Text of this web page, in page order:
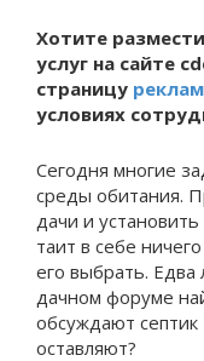
Хотите
услуг на сайте
страницу
условиях
Сегодня многие
среды обитания.
дачи и установить
таит в себе
его выбрать.
дачном форуме
обсуждают
оставляют?